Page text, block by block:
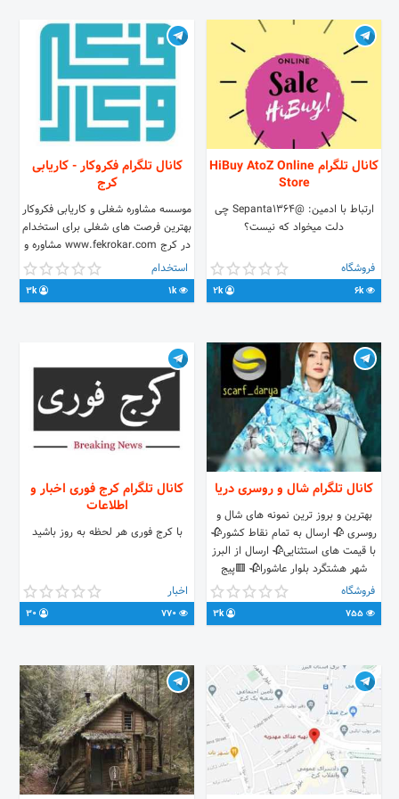
کانال تلگرام HiBuy AtoZ Online
Store
ارتباط با ادمین: @Sepanta1364 چی
دلت میخواد که نیست؟⁦
فروشگاه
6k
2k
کانال تلگرام فکروکار - کاریابی
کرج
موسسه مشاوره شغلی و کاریابی فکروکار
بهترین فرصت های شغلی برای استخدام
در کرج www.fekrokar.com مشاوره و
راهنمایی شغلی در بازار کار مجری امور
بیمه بیکاری 02633321007
02633321008 مهرشهر ابتدای بلوار ارم
استخدام
1k
3k
کانال تلگرام شال و روسری دریا
بهترین و بروز ترین نمونه های شال و
روسری 🥀 ارسال به تمام نقاط کشور🥀
با قیمت های استثنایی🥀 ارسال از البرز
شهر هشتگرد بلوار عاشورا🥀 🟥پیج
اینستاگرام شال و روسری دریا
https://instagram.com/scarf_daryaa
❤👌برای اعتماد سازی پیجو فالو کن و
فروشگاه
3k
کانال تلگرام کرج فوری اخبار و
اطلاعات
با کرج فوری هر لحظه به روز باشید
اخبار